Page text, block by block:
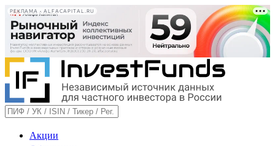
РЕКЛАМА • ALFACAPITAL.RU
Акции